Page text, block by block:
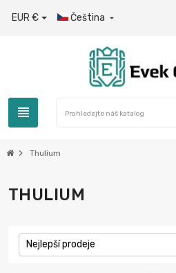
EUR € Čeština 
view_headline
chevron_right Thulium
THULIUM
Nejlepší prodeje